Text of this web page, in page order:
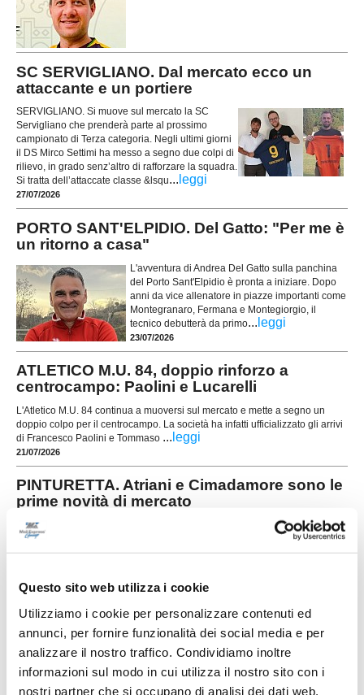
Questo sito web utilizza i cookie
Utilizziamo i cookie per personalizzare contenuti ed
annunci, per fornire funzionalità dei social media e per
analizzare il nostro traffico. Condividiamo inoltre
informazioni sul modo in cui utilizza il nostro sito con i
nostri partner che si occupano di analisi dei dati web,
SC SERVIGLIANO. Dal mercato ecco un
attaccante e un portiere
SERVIGLIANO. Si muove sul mercato la SC
Servigliano che prenderà parte al prossimo
campionato di Terza categoria. Negli ultimi giorni
il DS Mirco Settimi ha messo a segno due colpi di
rilievo, in grado senz’altro di rafforzare la squadra.
Si tratta dell’attaccate classe &lsqu... leggi
27/07/2026
PORTO SANT'ELPIDIO. Del Gatto: "Per me è
un ritorno a casa"
L'avventura di Andrea Del Gatto sulla panchina
del Porto Sant'Elpidio è pronta a iniziare. Dopo
anni da vice allenatore in piazze importanti come
Montegranaro, Fermana e Montegiorgio, il
tecnico debutterà da primo... leggi
23/07/2026
ATLETICO M.U. 84, doppio rinforzo a
centrocampo: Paolini e Lucarelli
L'Atletico M.U. 84 continua a muoversi sul mercato e mette a segno un
doppio colpo per il centrocampo. La società ha infatti ufficializzato gli arrivi
di Francesco Paolini e Tommaso ... leggi
21/07/2026
PINTURETTA. Atriani e Cimadamore sono le
prime novità di mercato
La Pinturetta Falcor apre ufficialmente il proprio
mercato in vista della stagione 2026/2027 con
due innesti. La società rossoblù ha annunciato
primi rinforz
21/07/2026
PORTO SANT'ELPIDIO. Cannoni nuovo DS:
"Ripartiamo con idee chiare"
Ripartire da zero, puntando sui giovani del